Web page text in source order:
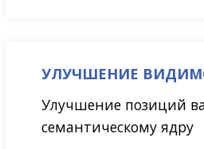
УЛУЧШЕНИЕ
Улучшение позиций
семантическому ядру